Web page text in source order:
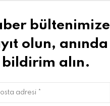
bültenimize
olun, anında
bildirim alın.